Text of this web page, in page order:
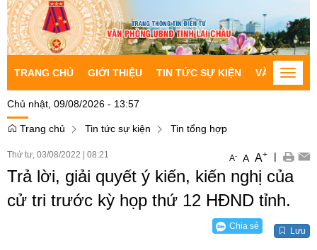
TRANG CHỦ GIỚI THIỆU TIN TỨC SỰ KIỆN VĂN BẢNToggle
Chủ nhật, 09/08/2026 - 13:57
Trang chủ Tin tức sự kiện Tin tổng hợp
Thứ tư, 03/08/2022 08:21 A- A A+ |
Trả lời, giải quyết ý kiến, kiến nghị của
cử tri trước kỳ họp thứ 12 HĐND tỉnh.
Chia sẻ Lưu